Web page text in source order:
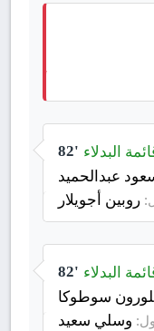
82' البدلاء
عبدالحميد
روبين أجويلار
82' البدلاء
سوطوكا
وسلي سعيد